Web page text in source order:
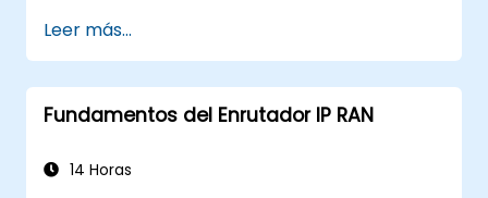
Leer más...
Fundamentos del Enrutador IP RAN
14 Horas